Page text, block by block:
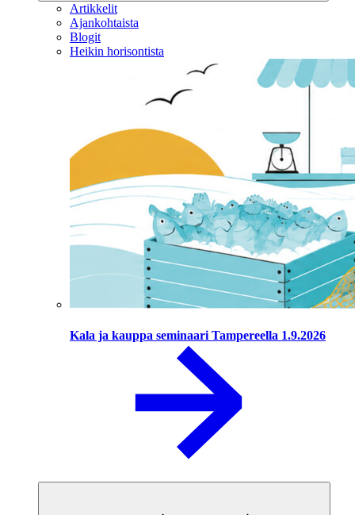
Artikkelit
Ajankohtaista
Blogit
Heikin horisontista
Kala ja kauppa seminaari Tampereella 1.9.2026